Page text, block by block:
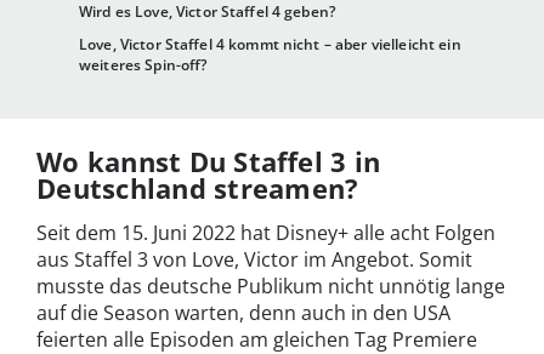
Wird es Love, Victor Staffel 4 geben?
Love, Victor Staffel 4 kommt nicht – aber vielleicht ein
weiteres Spin-off?
Wo kannst Du Staffel 3 in
Deutschland streamen?
Seit dem 15. Juni 2022 hat Disney+ alle acht Folgen
aus Staffel 3 von Love, Victor im Angebot. Somit
musste das deutsche Publikum nicht unnötig lange
auf die Season warten, denn auch in den USA
feierten alle Episoden am gleichen Tag Premiere